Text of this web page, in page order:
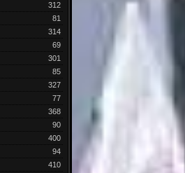
312
81
314
69
301
85
327
77
368
90
400
94
410